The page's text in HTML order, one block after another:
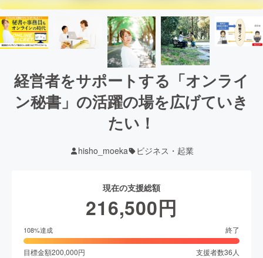
経営者をサポートする「オンライ
ン秘書」の活躍の場を広げていき
たい！
hisho_moeka ビジネス・起業
現在の支援総額
216,500円
108%達成 終了
目標金額200,000円 支援者数36 人